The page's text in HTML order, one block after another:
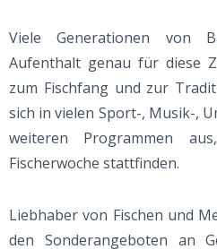
Viele Generationen von
Aufenthalt genau für diese
zum Fischfang und zur
sich in vielen Sport-, Musik-,
weiteren Programmen
Fischerwoche stattfinden.
Liebhaber von Fischen und
den Sonderangeboten an